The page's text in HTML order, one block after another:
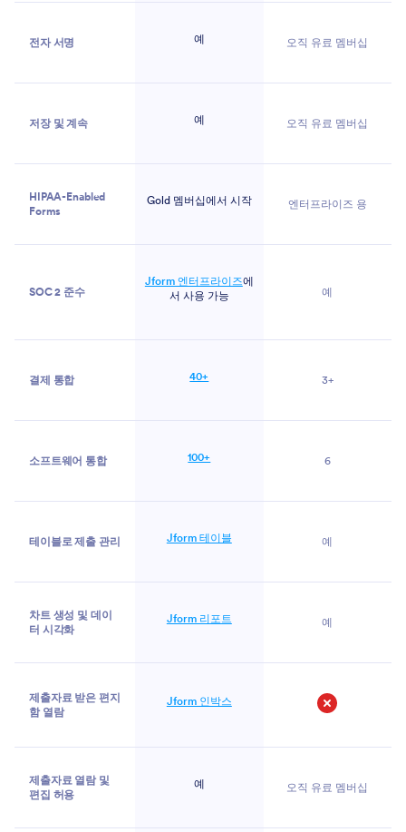
전자 서명 예 오직 유료 멤버십
저장 및 계속 예 오직 유료 멤버십
HIPAA-Enabled
Forms
Gold 멤버십에서 시작 엔터프라이즈 용
SOC 2 준수
Jform 엔터프라이즈에
서 사용 가능
예
결제 통합 40+ 3+
소프트웨어 통합 100+ 6
테이블로 제출 관리 Jform 테이블 예
차트 생성 및 데이
터 시각화
Jform 리포트 예
제출자료 받은 편지
함 열람
Jform 인박스
제출자료 열람 및
편집 허용
예 오직 유료 멤버십